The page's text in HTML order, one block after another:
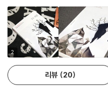
긴 속눈썹을 보고 있었다. 몇 초에
였다. 그런 속눈썹을 ―방금 전까
러미 바라보고 있자니, 그는 또 알
무엇을 의미하는지. 복잡한 시스템
순해진 듯한 기묘한 결락감이 그를
이대로 나는 더 이상 아무 데도 갈
다. 그런 생각이 들자, 견딜 수 없이
표제작인 「TV 피플」의 경우, 주위
버림받고 7할로 축소된 채 언어를
대 사회에서의 인간의 가치 상실과
다. 「비행기」의 경우 시를 읽듯 혼
에도 불구하고 불륜을 통해 자신의
수 없는 현대인의 빈자리를 그려낸
러보면 아무것도 보이지 않는 현대
2
리뷰 20